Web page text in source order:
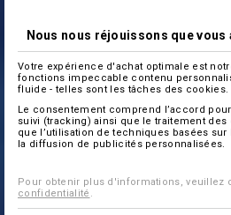
Nous nous réjouissons que vous
Votre expérience d'achat optimale est
fonctions impeccable contenu
fluide - telles sont les tâches des cookies.
Le consentement comprend l’accord
suivi (tracking) ainsi que le traitement
que l’utilisation de techniques basées
la diffusion de publicités personnalisées.
Pour obtenir plus d'informations, veuillez
confidentialité .